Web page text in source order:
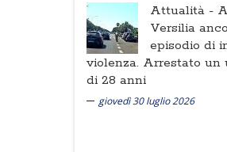
Attualità -
Versilia
episodio di
violenza. Arrestato un
di 28 anni
giovedì 30 luglio 2026